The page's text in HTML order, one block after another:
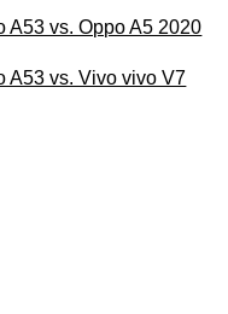
A53 vs. Oppo A5 2020
A53 vs. Vivo vivo V7